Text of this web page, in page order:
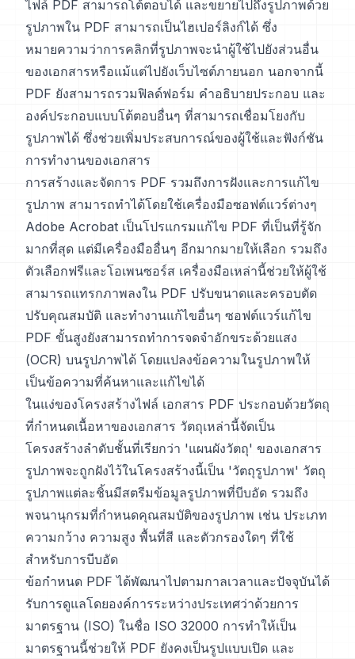
ไฟล์ PDF สามารถโต้ตอบได้ และขยายไปถึงรูปภาพด้วย
รูปภาพใน PDF สามารถเป็นไฮเปอร์ลิงก์ได้ ซึ่ง
หมายความว่าการคลิกที่รูปภาพจะนำผู้ใช้ไปยังส่วนอื่น
ของเอกสารหรือแม้แต่ไปยังเว็บไซต์ภายนอก นอกจากนี้
PDF ยังสามารถรวมฟิลด์ฟอร์ม คำอธิบายประกอบ และ
องค์ประกอบแบบโต้ตอบอื่นๆ ที่สามารถเชื่อมโยงกับ
รูปภาพได้ ซึ่งช่วยเพิ่มประสบการณ์ของผู้ใช้และฟังก์ชัน
การทำงานของเอกสาร
การสร้างและจัดการ PDF รวมถึงการฝังและการแก้ไข
รูปภาพ สามารถทำได้โดยใช้เครื่องมือซอฟต์แวร์ต่างๆ
Adobe Acrobat เป็นโปรแกรมแก้ไข PDF ที่เป็นที่รู้จัก
มากที่สุด แต่มีเครื่องมืออื่นๆ อีกมากมายให้เลือก รวมถึง
ตัวเลือกฟรีและโอเพนซอร์ส เครื่องมือเหล่านี้ช่วยให้ผู้ใช้
สามารถแทรกภาพลงใน PDF ปรับขนาดและครอบตัด
ปรับคุณสมบัติ และทำงานแก้ไขอื่นๆ ซอฟต์แวร์แก้ไข
PDF ขั้นสูงยังสามารถทำการจดจำอักขระด้วยแสง
(OCR) บนรูปภาพได้ โดยแปลงข้อความในรูปภาพให้
เป็นข้อความที่ค้นหาและแก้ไขได้
ในแง่ของโครงสร้างไฟล์ เอกสาร PDF ประกอบด้วยวัตถุ
ที่กำหนดเนื้อหาของเอกสาร วัตถุเหล่านี้จัดเป็น
โครงสร้างลำดับชั้นที่เรียกว่า 'แผนผังวัตถุ' ของเอกสาร
รูปภาพจะถูกฝังไว้ในโครงสร้างนี้เป็น 'วัตถุรูปภาพ' วัตถุ
รูปภาพแต่ละชิ้นมีสตรีมข้อมูลรูปภาพที่บีบอัด รวมถึง
พจนานุกรมที่กำหนดคุณสมบัติของรูปภาพ เช่น ประเภท
ความกว้าง ความสูง พื้นที่สี และตัวกรองใดๆ ที่ใช้
สำหรับการบีบอัด
ข้อกำหนด PDF ได้พัฒนาไปตามกาลเวลาและปัจจุบันได้
รับการดูแลโดยองค์การระหว่างประเทศว่าด้วยการ
มาตรฐาน (ISO) ในชื่อ ISO 32000 การทำให้เป็น
มาตรฐานนี้ช่วยให้ PDF ยังคงเป็นรูปแบบเปิด และ